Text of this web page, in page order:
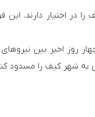
اختیار دارند. این
روز اخیر بین
به شهر کیف را مسدود